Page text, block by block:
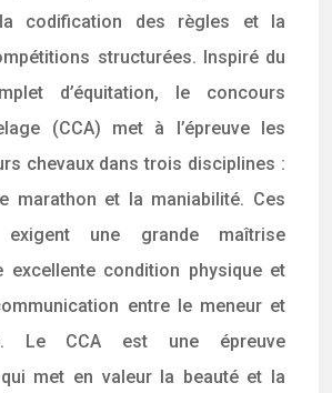
codification des règles et la
structurées. Inspiré du
d’équitation, le concours
(CCA) met à l’épreuve les
chevaux dans trois disciplines :
marathon et la maniabilité. Ces
exigent une grande maîtrise
excellente condition physique et
entre le meneur et
Le CCA est une épreuve
met en valeur la beauté et la